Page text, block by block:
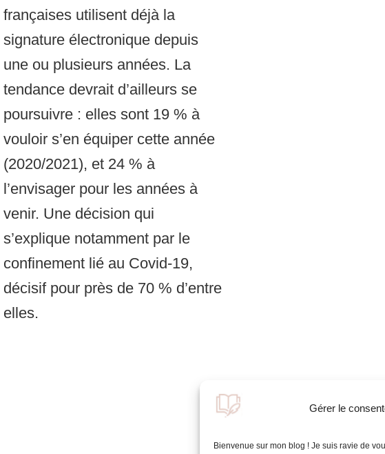
Gérer le
Bienvenue sur mon blog ! Je suis ravie de
:
grands
principes
françaises utilisent déjà la
signature électronique depuis
une ou plusieurs années. La
tendance devrait d’ailleurs se
poursuivre : elles sont 19 % à
vouloir s’en équiper cette année
(2020/2021), et 24 % à
l’envisager pour les années à
venir. Une décision qui
s’explique notamment par le
confinement lié au Covid-19,
décisif pour près de 70 % d’entre
elles.